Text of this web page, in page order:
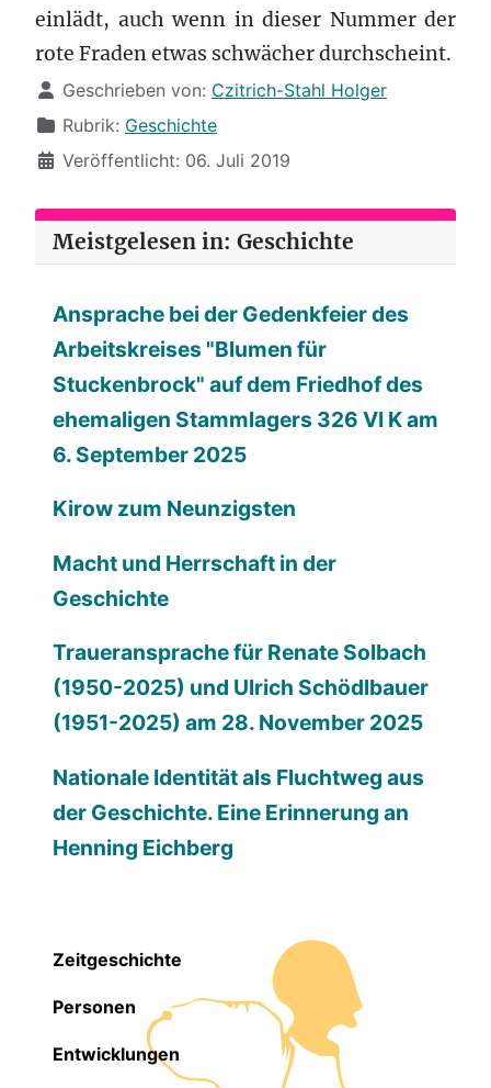
einlädt, auch wenn in dieser Nummer der
rote Fraden etwas schwächer durchscheint.
Details
Geschrieben von: Czitrich-Stahl Holger
Rubrik: Geschichte
Veröffentlicht: 06. Juli 2019
Meistgelesen in: Geschichte
Ansprache bei der Gedenkfeier des
Arbeitskreises "Blumen für
Stuckenbrock" auf dem Friedhof des
ehemaligen Stammlagers 326 VI K am
6. September 2025
Kirow zum Neunzigsten
Macht und Herrschaft in der
Geschichte
Traueransprache für Renate Solbach
(1950-2025) und Ulrich Schödlbauer
(1951-2025) am 28. November 2025
Nationale Identität als Fluchtweg aus
der Geschichte. Eine Erinnerung an
Henning Eichberg
Zeitgeschichte
Personen
Entwicklungen